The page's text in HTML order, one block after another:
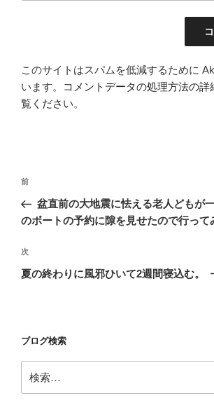
このサイトはスパムを低減するために
います。
コメントデータの処理方法の詳
覧ください。
投
ナ
ゲ
ー
前
の
投
前
盆直前の大地震に怯える老人どもが
のボートの予約に隙を見せたので行って
次
の
次
夏の終わりに風邪ひいて2週間寝込む。
ブログ検索
索: